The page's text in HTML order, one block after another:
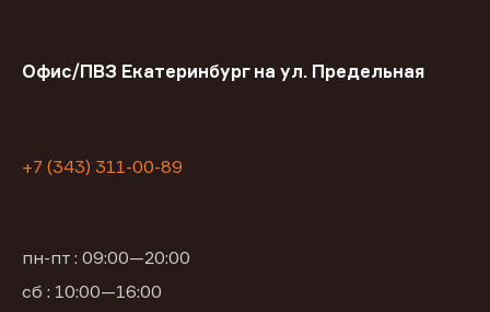
Офис/ПВЗ Екатеринбург на ул. Предельная
+7 (343) 311-00-89
пн-пт : 09:00—20:00
сб : 10:00—16:00